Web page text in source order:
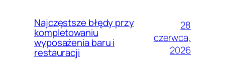
Najczęstsze błędy przy
kompletowaniu
wyposażenia baru i
restauracji
28
czerwca,
2026